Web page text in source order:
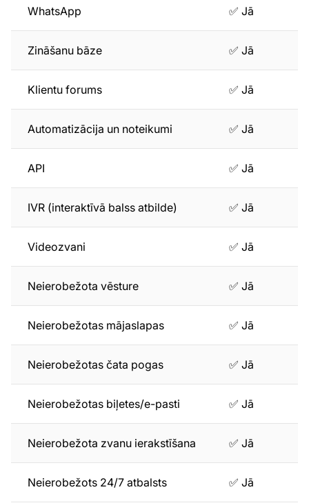
WhatsApp ✅ Jā
Zināšanu bāze ✅ Jā
Klientu forums ✅ Jā
Automatizācija un noteikumi ✅ Jā
API ✅ Jā
IVR (interaktīvā balss atbilde) ✅ Jā
Videozvani ✅ Jā
Neierobežota vēsture ✅ Jā
Neierobežotas mājaslapas ✅ Jā
Neierobežotas čata pogas ✅ Jā
Neierobežotas biļetes/e-pasti ✅ Jā
Neierobežota zvanu ierakstīšana ✅ Jā
Neierobežots 24/7 atbalsts ✅ Jā